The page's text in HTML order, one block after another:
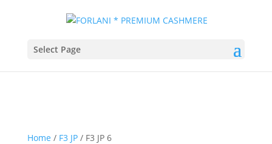
Select Page
Home / F3 JP/ F3 JP 6